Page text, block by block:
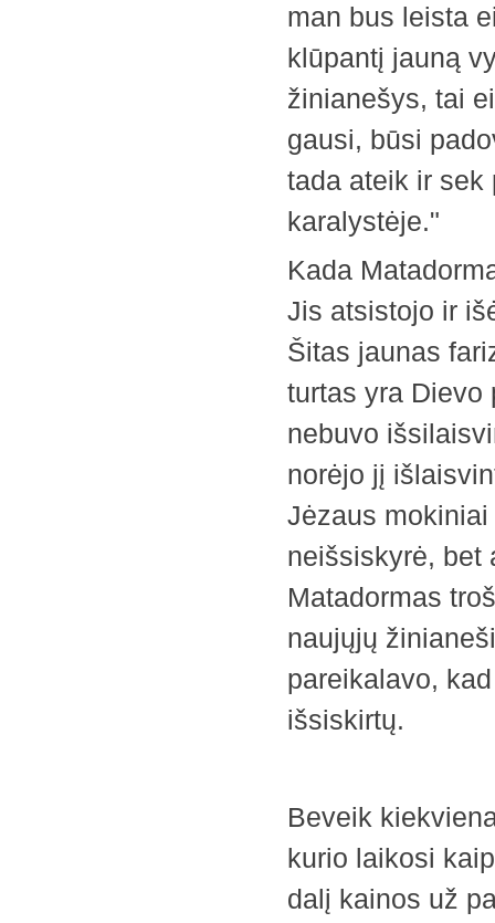
man bus leista
klūpantį jauną
žinianešys, tai
gausi, būsi
tada ateik ir sek
karalystėje."
Kada
Jis atsistojo ir
Šitas jaunas
turtas yra Dievo
nebuvo
norėjo jį
Jėzaus
neišsiskyrė, bet
Matadormas
naujųjų
pareikalavo,
išsiskirtų.
Beveik
kurio laikosi
dalį kainos už